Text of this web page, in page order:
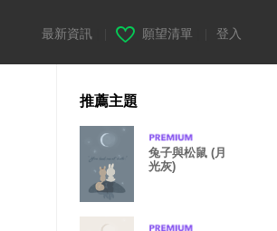
最新資訊 願望清單 登入
推薦主題
兔子與松鼠 (月
光灰)